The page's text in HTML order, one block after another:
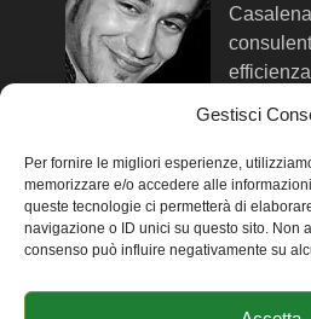
Gestisci
Per fornire le migliori esperienze,
memorizzare e/o accedere alle
queste tecnologie ci permetterà di
navigazione o ID unici su questo sito. Non
consenso può influire negativamente su
SEGUIMI SUI SOCIAL
Facebook
-Twitter